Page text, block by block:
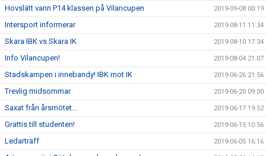
Hovslätt vann P14 klassen på Vilancupen 2019-09-08 00:19
Intersport informerar 2019-08-11 11:34
Skara IBK vs Skara IK 2019-08-10 17:34
Info Vilancupen! 2019-08-04 21:07
Stadskampen i innebandy! IBK mot IK 2019-06-26 21:56
Trevlig midsommar 2019-06-20 09:00
Saxat från årsmötet... 2019-06-17 19:52
Grattis till studenten! 2019-06-15 10:56
Ledarträff 2019-06-05 16:16